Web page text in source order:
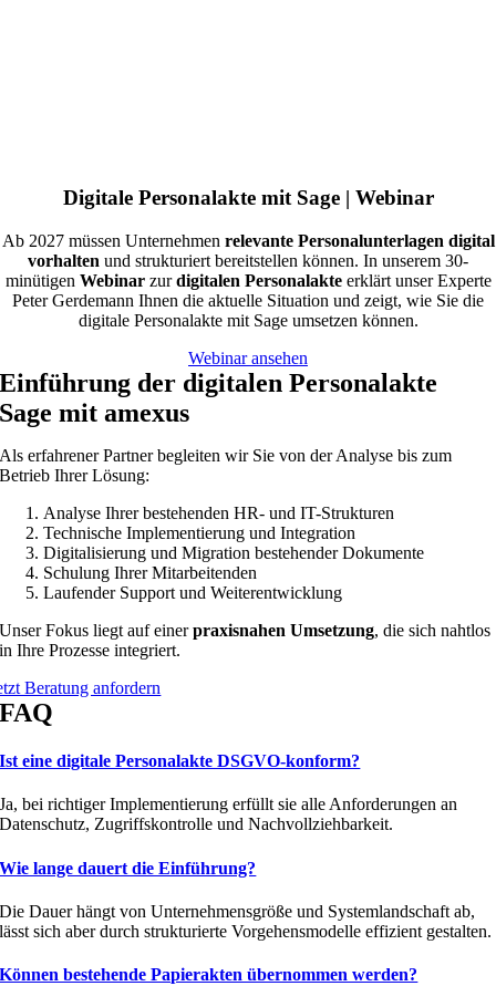
Digitale Personalakte mit Sage | Webinar
Ab 2027 müssen Unternehmen relevante Personalunterlagen digital
vorhalten und strukturiert bereitstellen können. In unserem 30-
minütigen Webinarzurdigitalen Personalakteerklärt unser Experte
Peter Gerdemann Ihnen die aktuelle Situation und zeigt, wie Sie die
digitale Personalakte mit Sage umsetzen können.
Webinar ansehen
Einführung der digitalen Personalakte
Sage mit amexus
Als erfahrener Partner begleiten wir Sie von der Analyse bis zum
Betrieb Ihrer Lösung:
Analyse Ihrer bestehenden HR- und IT-Strukturen
Technische Implementierung und Integration
Digitalisierung und Migration bestehender Dokumente
Schulung Ihrer Mitarbeitenden
Laufender Support und Weiterentwicklung
Unser Fokus liegt auf einerpraxisnahen Umsetzung, die sich nahtlos
in Ihre Prozesse integriert.
Beratung anfordern
FAQ
Ist eine digitale Personalakte DSGVO-konform?
Ja, bei richtiger Implementierung erfüllt sie alle Anforderungen an
Datenschutz, Zugriffskontrolle und Nachvollziehbarkeit.
Wie lange dauert die Einführung?
Die Dauer hängt von Unternehmensgröße und Systemlandschaft ab,
lässt sich aber durch strukturierte Vorgehensmodelle effizient gestalten.
Können bestehende Papierakten übernommen werden?